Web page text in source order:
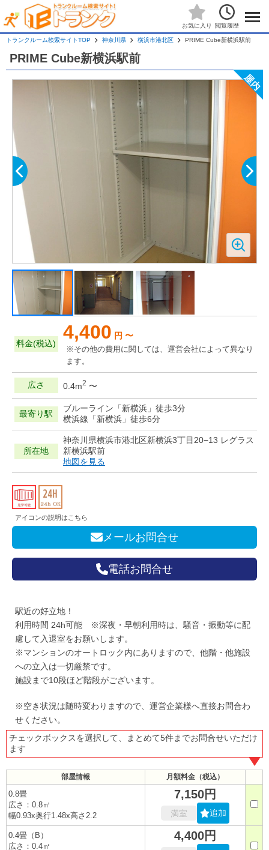
お気に入り 閲覧履歴
トランクルーム検索サイトTOP 神奈川県 横浜市港北区 PRIME Cube新横浜駅前
PRIME Cube新横浜駅前
料金(税込)
4,400 円 〜
※その他の費用に関しては、運営会社によって異なり
ます。
広さ 0.4m2 〜
最寄り駅
ブルーライン「新横浜」徒歩3分
横浜線「新横浜」徒歩6分
所在地
神奈川県横浜市港北区新横浜3丁目20−13 レグラス
新横浜駅前
地図を見る
アイコンの説明はこちら
メールお問合せ
電話お問合せ
駅近の好立地！
利用時間 24h可能 ※深夜・早朝利用時は、騒音・振動等に配
慮して入退室をお願いします。
※マンションのオートロック内にありますので、他階・他施設
への立入は一切厳禁です。
施設まで10段ほど階段がございます。
※空き状況は随時変わりますので、運営企業様へ直接お問合わ
せください。
チェックボックスを選択して、まとめて5件までお問合せいただけ
ます
部屋情報 月額料金（税込）
0.8畳
広さ：0.8㎡
幅0.93x奥行1.48x高さ2.2
7,150円
満室 追加
0.4畳（B）
広さ：0.4㎡
4,400円